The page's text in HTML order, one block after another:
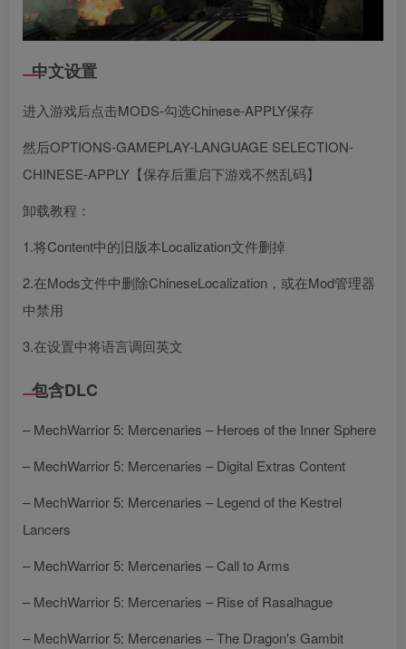
中文设置
进入游戏后点击MODS-勾选Chinese-APPLY保存
然后OPTIONS-GAMEPLAY-LANGUAGE SELECTION-
CHINESE-APPLY【保存后重启下游戏不然乱码】
卸载教程：
1.将Content中的旧版本Localization文件删掉
2.在Mods文件中删除ChineseLocalization，或在Mod管理器
中禁用
3.在设置中将语言调回英文
包含DLC
– MechWarrior 5: Mercenaries – Heroes of the Inner Sphere
– MechWarrior 5: Mercenaries – Digital Extras Content
– MechWarrior 5: Mercenaries – Legend of the Kestrel
Lancers
– MechWarrior 5: Mercenaries – Call to Arms
– MechWarrior 5: Mercenaries – Rise of Rasalhague
– MechWarrior 5: Mercenaries – The Dragon's Gambit